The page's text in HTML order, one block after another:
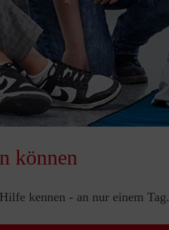
können
kennen - an nur einem Tag.